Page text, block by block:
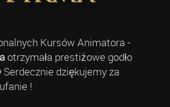
Kursów Animatora -
otrzymała prestiżowe godło
Serdecznie dziękujemy za
!